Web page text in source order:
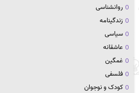
روانشناسی
زندگینامه
سیاسی
عاشقانه
غمگین
فلسفی
کودک و نوجوان